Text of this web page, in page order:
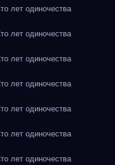
лет одиночества
лет одиночества
лет одиночества
лет одиночества
лет одиночества
лет одиночества
лет одиночества